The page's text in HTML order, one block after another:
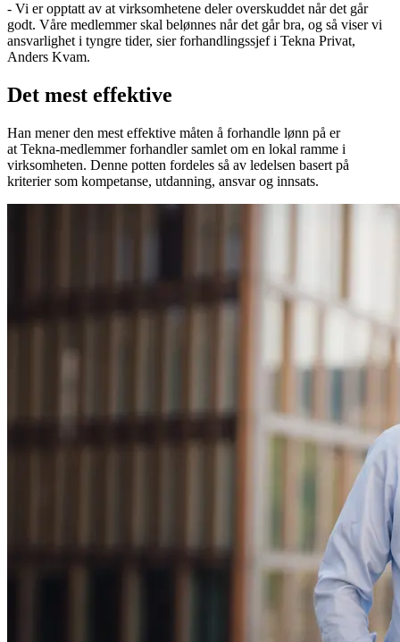
- Vi er opptatt av at virksomhetene deler overskuddet når det går
godt. Våre medlemmer skal belønnes når det går bra, og så viser vi
ansvarlighet i tyngre tider, sier forhandlingssjef i Tekna Privat,
Anders Kvam.
Det mest effektive
Han mener den mest effektive måten å forhandle lønn på er
at Tekna-medlemmer forhandler samlet om en lokal ramme i
virksomheten. Denne potten fordeles så av ledelsen basert på
kriterier som kompetanse, utdanning, ansvar og innsats.